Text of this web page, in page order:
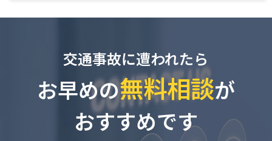
交通事故に遭われたら
お早めの無料相談が
おすすめです